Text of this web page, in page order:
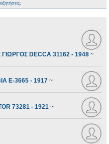
DECCA 31162 - 1948 ~
E-3665 - 1917 ~
73281 - 1921 ~